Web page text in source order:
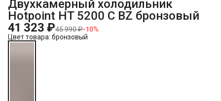
Двухкамерный холодильник
Hotpoint HT 5200 C BZ бронзовый
41 323 ₽45 990 ₽−10%
Цвет товара: бронзовый